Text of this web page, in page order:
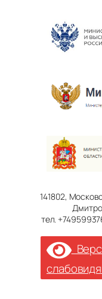
141802,
тел.